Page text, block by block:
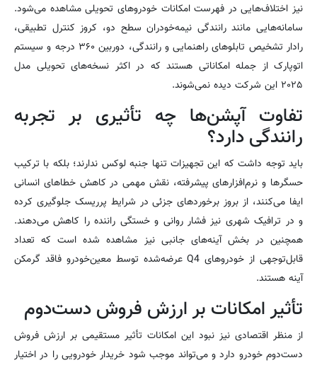
نیز اختلاف‌هایی در فهرست امکانات خودروهای تحویلی مشاهده می‌شود.
سامانه‌هایی مانند رانندگی نیمه‌خودران سطح دو، کروز کنترل تطبیقی،
رادار تشخیص تابلوهای راهنمایی و رانندگی، دوربین ۳۶۰ درجه و سیستم
اتوپارک از جمله امکاناتی هستند که در اکثر نسخه‌های تحویلی مدل
۲۰۲۵ این شرکت دیده نمی‌شوند.
تفاوت آپشن‌ها چه تأثیری بر تجربه
رانندگی دارد؟
باید توجه داشت که این تجهیزات تنها جنبه لوکس ندارند؛ بلکه با ترکیب
حسگرها و نرم‌افزارهای پیشرفته، نقش مهمی در کاهش خطاهای انسانی
ایفا می‌کنند، از بروز برخوردهای جزئی در شرایط پرریسک جلوگیری کرده
و در ترافیک شهری نیز فشار روانی و خستگی راننده را کاهش می‌دهند.
همچنین در بخش آینه‌های جانبی نیز مشاهده شده است که تعداد
قابل‌توجهی از خودروهای Q4 عرضه‌شده توسط معین‌خودرو فاقد گرمکن
آینه هستند.
تأثیر امکانات بر ارزش فروش دست‌دوم
از منظر اقتصادی نیز نبود این امکانات تأثیر مستقیمی بر ارزش فروش
دست‌دوم خودرو دارد و می‌تواند موجب شود خریدار خودرویی را در اختیار